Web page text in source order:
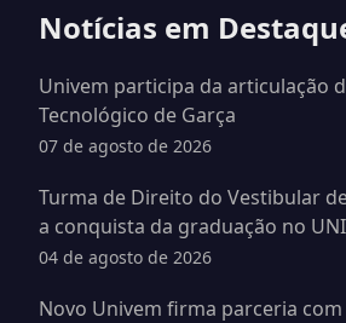
Notícias em
Univem participa da articulação
Tecnológico de Garça
07 de agosto de 2026
Turma de Direito do Vestibular
a conquista da graduação no
04 de agosto de 2026
Novo Univem firma parceria